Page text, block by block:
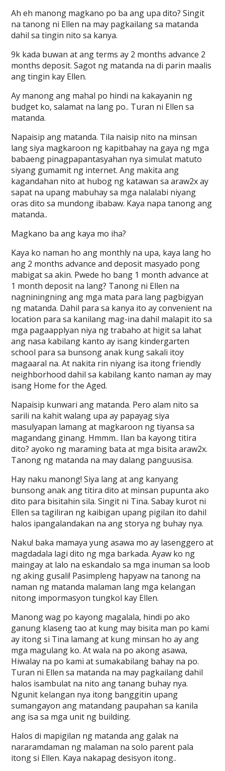
Ah eh manong magkano po ba ang upa dito? Singit
na tanong ni Ellen na may pagkailang sa matanda
dahil sa tingin nito sa kanya.
9k kada buwan at ang terms ay 2 months advance 2
months deposit. Sagot ng matanda na di parin maalis
ang tingin kay Ellen.
Ay manong ang mahal po hindi na kakayanin ng
budget ko, salamat na lang po.. Turan ni Ellen sa
matanda.
Napaisip ang matanda. Tila naisip nito na minsan
lang siya magkaroon ng kapitbahay na gaya ng mga
babaeng pinagpapantasyahan nya simulat matuto
siyang gumamit ng internet. Ang makita ang
kagandahan nito at hubog ng katawan sa araw2x ay
sapat na upang mabuhay sa mga nalalabi niyang
oras dito sa mundong ibabaw. Kaya napa tanong ang
matanda..
Magkano ba ang kaya mo iha?
Kaya ko naman ho ang monthly na upa, kaya lang ho
ang 2 months advance and deposit masyado pong
mabigat sa akin. Pwede ho bang 1 month advance at
1 month deposit na lang? Tanong ni Ellen na
nagniningning ang mga mata para lang pagbigyan
ng matanda. Dahil para sa kanya ito ay convenient na
location para sa kanilang mag-ina dahil malapit ito sa
mga pagaapplyan niya ng trabaho at higit sa lahat
ang nasa kabilang kanto ay isang kindergarten
school para sa bunsong anak kung sakali itoy
magaaral na. At nakita rin niyang isa itong friendly
neighborhood dahil sa kabilang kanto naman ay may
isang Home for the Aged.
Napaisip kunwari ang matanda. Pero alam nito sa
sarili na kahit walang upa ay papayag siya
masulyapan lamang at magkaroon ng tiyansa sa
magandang ginang. Hmmm.. Ilan ba kayong titira
dito? ayoko ng maraming bata at mga bisita araw2x.
Tanong ng matanda na may dalang panguusisa.
Hay naku manong! Siya lang at ang kanyang
bunsong anak ang titira dito at minsan pupunta ako
dito para bisitahin sila. Singit ni Tina. Sabay kurot ni
Ellen sa tagiliran ng kaibigan upang pigilan ito dahil
halos ipangalandakan na ang storya ng buhay nya.
Naku! baka mamaya yung asawa mo ay lasenggero at
magdadala lagi dito ng mga barkada. Ayaw ko ng
maingay at lalo na eskandalo sa mga inuman sa loob
ng aking gusali! Pasimpleng hapyaw na tanong na
naman ng matanda malaman lang mga kelangan
nitong impormasyon tungkol kay Ellen.
Manong wag po kayong magalala, hindi po ako
ganung klaseng tao at kung may bisita man po kami
ay itong si Tina lamang at kung minsan ho ay ang
mga magulang ko. At wala na po akong asawa,
Hiwalay na po kami at sumakabilang bahay na po.
Turan ni Ellen sa matanda na may pagkailang dahil
halos isambulat na nito ang tanang buhay nya.
Ngunit kelangan nya itong banggitin upang
sumangayon ang matandang paupahan sa kanila
ang isa sa mga unit ng building.
Halos di mapigilan ng matanda ang galak na
nararamdaman ng malaman na solo parent pala
itong si Ellen. Kaya nakapag desisyon itong..